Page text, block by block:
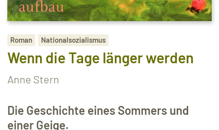
Roman Nationalsozialismus
Wenn die Tage länger werden
Anne Stern
Die Geschichte eines Sommers und
einer Geige.